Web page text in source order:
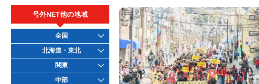
号外NET他の地域
全国
北海道・東北
関東
中部